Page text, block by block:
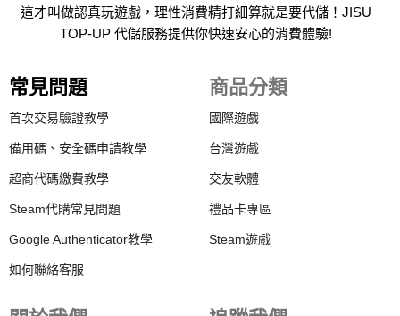
這才叫做認真玩遊戲，理性消費精打細算就是要代儲！JISU
TOP-UP 代儲服務提供你快速安心的消費體驗!
常見問題
首次交易驗證教學
備用碼、安全碼申請教學
超商代碼繳費教學
Steam代購常見問題
Google Authenticator教學
如何聯絡客服
商品分類
國際遊戲
台灣遊戲
交友軟體
禮品卡專區
Steam遊戲